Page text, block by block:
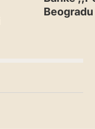
Beogradu